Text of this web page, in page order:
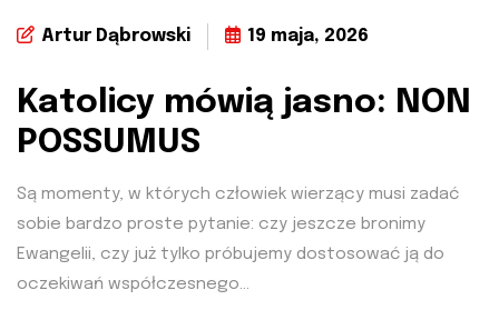
Artur Dąbrowski 19 maja, 2026
Katolicy mówią jasno: NON
POSSUMUS
Są momenty, w których człowiek wierzący musi zadać
sobie bardzo proste pytanie: czy jeszcze bronimy
Ewangelii, czy już tylko próbujemy dostosować ją do
oczekiwań współczesnego...